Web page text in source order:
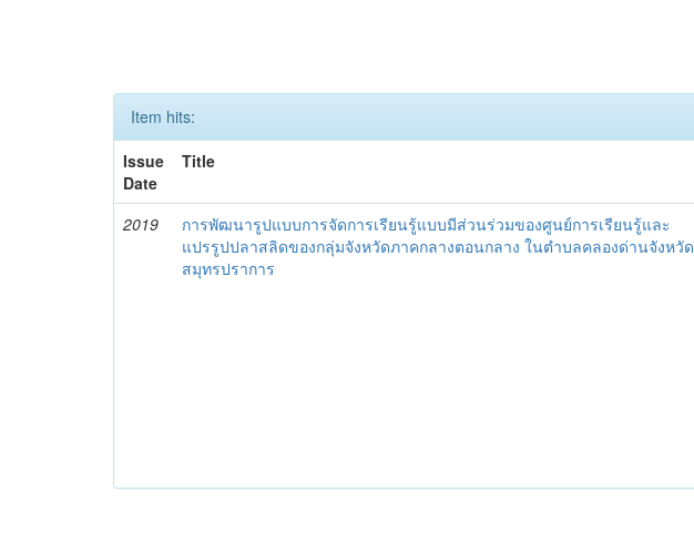
Item hits:
Issue
Date
Title
2019
การพัฒนารูปแบบการจัดการเรียนรู้แบบมีส่วนร่วมของศูนย์การเรียนรู้และ
แปรรูปปลาสลิดของกลุ่มจังหวัดภาคกลางตอนกลาง ในตำบลคลองด่านจังหวัด
สมุทรปราการ